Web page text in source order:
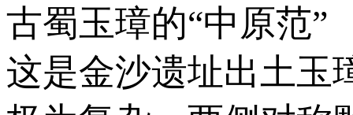
古蜀玉璋的“中原范”
这是金沙遗址出土玉